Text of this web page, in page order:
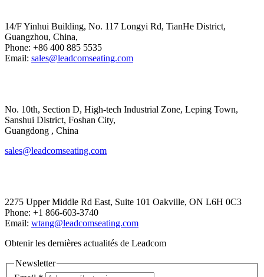
14/F Yinhui Building, No. 117 Longyi Rd, TianHe District,
Guangzhou, China,
Phone: +86 400 885 5535
Email: sales@leadcomseating.com
No. 10th, Section D, High-tech Industrial Zone, Leping Town,
Sanshui District, Foshan City,
​​​​​​​Guangdong , China
sales@leadcomseating.com
2275 Upper Middle Rd East, Suite 101 Oakville, ON L6H 0C3
Phone: +1 866-603-3740
Email: wtang@leadcomseating.com
Obtenir les dernières actualités de Leadcom
Newsletter